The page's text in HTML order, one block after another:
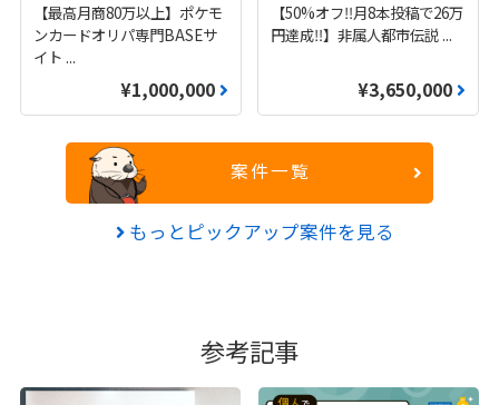
【最高月商80万以上】ポケモ
ンカードオリパ専門BASEサ
イト ...
¥1,000,000
【50%オフ‼️月8本投稿で26万
円達成‼️】非属人都市伝説 ...
¥3,650,000
案件一覧
もっとピックアップ案件を見る
参考記事